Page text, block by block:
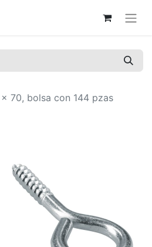
70, bolsa con 144 pzas